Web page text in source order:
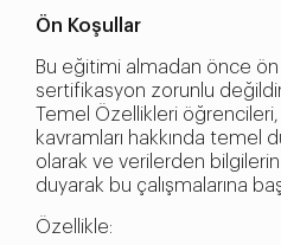
Ön Koşullar
Bu eğitimi almadan önce
sertifikasyon zorunlu değildir.
Temel Özellikleri
kavramları hakkında temel
olarak ve verilerden bilgilerin
duyarak bu çalışmalarına
Özellikle: